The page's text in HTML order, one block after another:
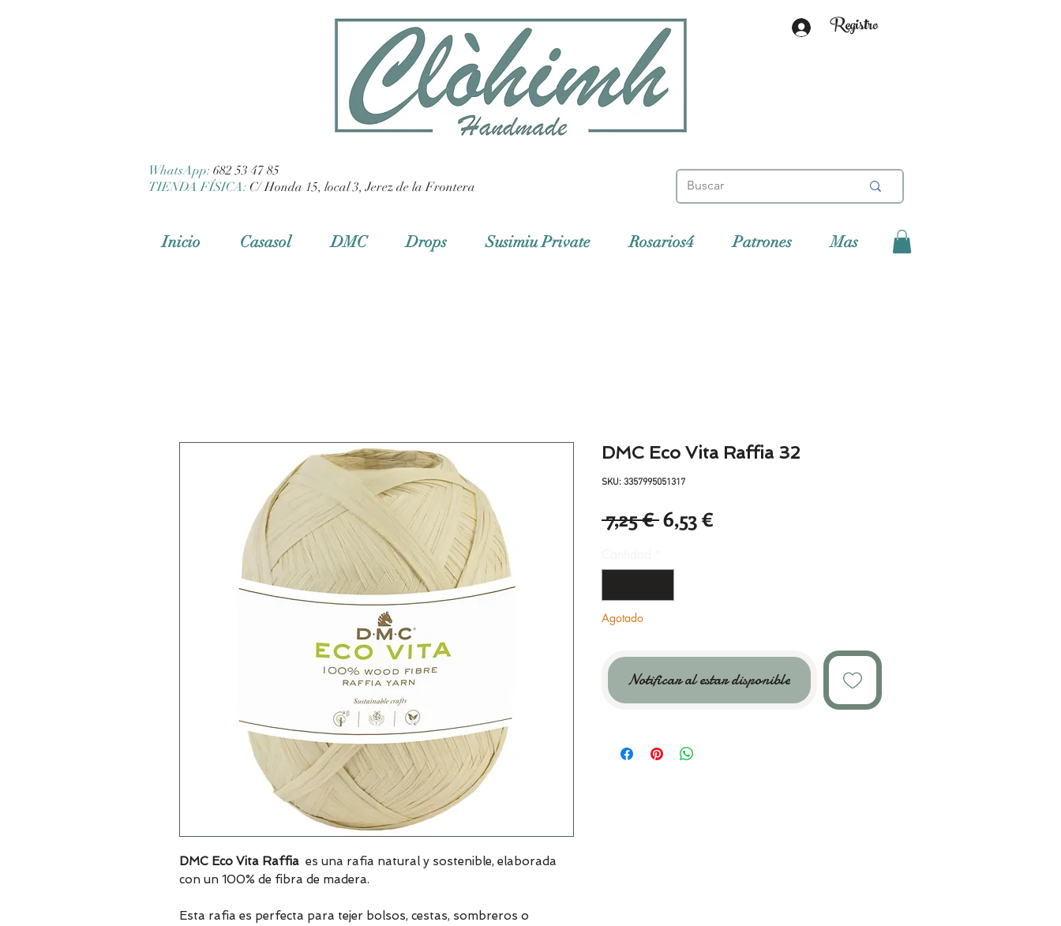
Registro
WhatsApp: 682 53 47 85
TIENDA FÍSICA: C/ Honda 15, local 3, Jerez de la Frontera
Inicio Casasol DMC Drops Susimiu Private Rosarios4 Patrones Mas
DMC Eco Vita Raffia es una rafia natural y sostenible, elaborada
con un 100% de fibra de madera.
Esta rafia es perfecta para tejer bolsos, cestas, sombreros o
DMC Eco Vita Raffia 32
SKU: 3357995051317
7,25 € Precio
6,53 €
Agotado
Notificar al estar disponible